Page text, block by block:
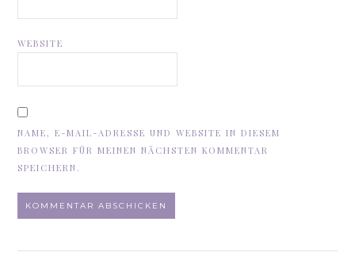
WEBSITE
NAME, E-MAIL-ADRESSE UND WEBSITE IN DIESEM
BROWSER FÜR MEINEN NÄCHSTEN KOMMENTAR
SPEICHERN.